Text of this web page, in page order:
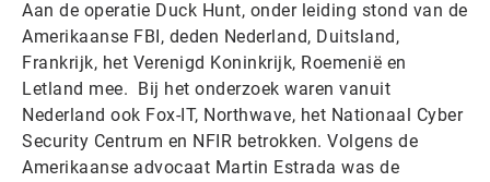
Aan de operatie Duck Hunt, onder leiding stond van de
Amerikaanse FBI, deden Nederland, Duitsland,
Frankrijk, het Verenigd Koninkrijk, Roemenië en
Letland mee. Bij het onderzoek waren vanuit
Nederland ook Fox-IT, Northwave, het Nationaal Cyber
Security Centrum en NFIR betrokken. Volgens de
Amerikaanse advocaat Martin Estrada was de